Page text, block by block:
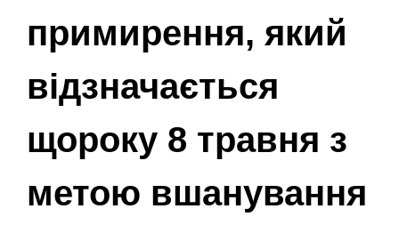
примирення, який
відзначається
щороку 8 травня з
метою вшанування